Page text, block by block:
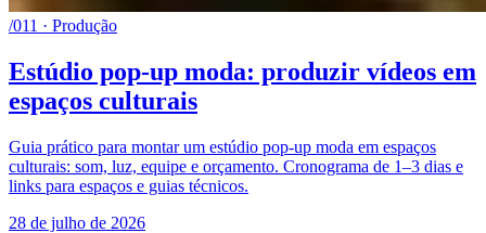
/011 · Produção
Estúdio pop-up moda: produzir vídeos em
espaços culturais
Guia prático para montar um estúdio pop-up moda em espaços
culturais: som, luz, equipe e orçamento. Cronograma de 1–3 dias e
links para espaços e guias técnicos.
28 de julho de 2026